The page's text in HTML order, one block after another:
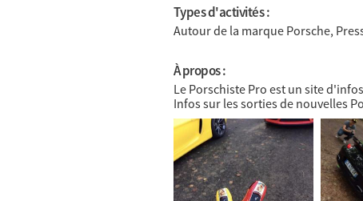
Types d'activités :
Autour de la marque Porsche,
À propos :
Le Porschiste Pro est un site
Infos sur les sorties de nouvelles